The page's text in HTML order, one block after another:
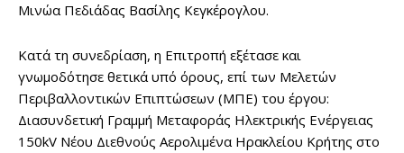
Μινώα Πεδιάδας Βασίλης Κεγκέρογλου.
Κατά τη συνεδρίαση, η Επιτροπή εξέτασε και
γνωμοδότησε θετικά υπό όρους, επί των Μελετών
Περιβαλλοντικών Επιπτώσεων (ΜΠΕ) του έργου:
Διασυνδετική Γραμμή Μεταφοράς Ηλεκτρικής Ενέργειας
150kV Νέου Διεθνούς Αερολιμένα Ηρακλείου Κρήτης στο